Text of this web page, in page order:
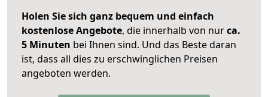
Holen Sie sich ganz bequem und einfach
kostenlose Angebote, die innerhalb von nurca.
5 Minuten bei Ihnen sind. Und das Beste daran
ist, dass all dies zu erschwinglichen Preisen
angeboten werden.